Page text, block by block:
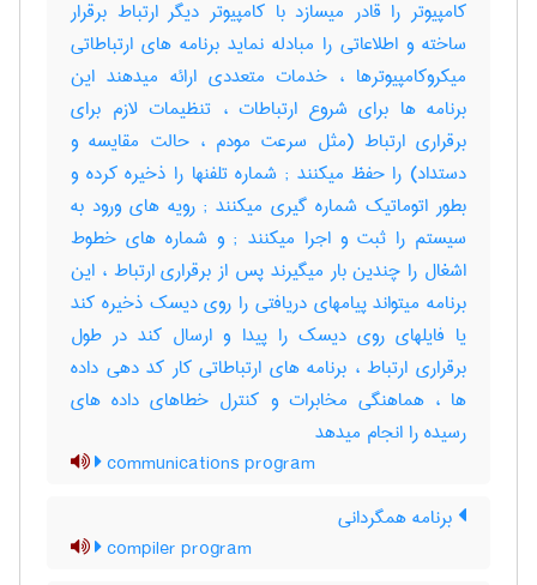
کامپیوتر را قادر میسازد با کامپیوتر دیگر ارتباط برقرار
ساخته و اطلاعاتی را مبادله نماید برنامه های ارتباطاتی
میکروکامپیوترها ، خدمات متعددی ارائه میدهند این
برنامه ها برای شروع ارتباطات ، تنظیمات لازم برای
برقراری ارتباط (مثل سرعت مودم ، حالت مقایسه و
دستداد) را حفظ میکنند‎ ; شماره تلفنها را ذخیره کرده و
بطور اتوماتیک شماره گیری میکنند‎ ; رویه های ورود به
سیستم را ثبت و اجرا میکنند‎ ; و شماره های خطوط
اشغال را چندین بار میگیرند پس از برقراری ارتباط ، این
برنامه میتواند پیامهای دریافتی را روی دیسک ذخیره کند
یا فایلهای روی دیسک را پیدا و ارسال کند در طول
برقراری ارتباط ، برنامه های ارتباطاتی کار کد دهی داده
ها ، هماهنگی مخابرات و کنترل خطاهای داده های
رسیده را انجام میدهد
communications program
برنامه همگردانی
compiler program